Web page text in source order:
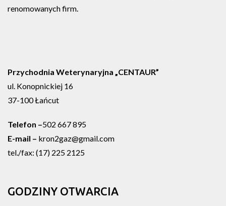
renomowanych firm.
Przychodnia Weterynaryjna „CENTAUR”
ul. Konopnickiej 16
37-100 Łańcut
Telefon –502 667 895
E-mail – kron2gaz@gmail.com
tel./fax: (17) 225 2125
GODZINY OTWARCIA